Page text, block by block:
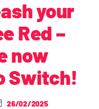
your
Red –
now
Switch!
26/02/2025